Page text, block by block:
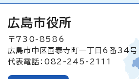
広島市役所
〒730-8586
広島市中区国泰寺町一丁目6番34号
代表電話：082-245-2111